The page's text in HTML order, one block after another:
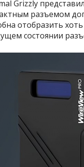
Grizzly
разъемом
отобразить
состоянии